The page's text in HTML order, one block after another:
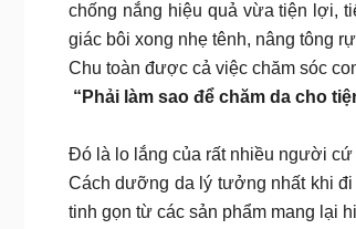
chống nắng hiệu quả vừa tiện lợi,
giác bôi xong nhẹ tênh, nâng tông
Chu toàn được cả việc chăm sóc
“Phải làm sao để chăm da cho
Đó là lo lắng của rất nhiều người
Cách dưỡng da lý tưởng nhất khi
tinh gọn từ các sản phẩm mang lại